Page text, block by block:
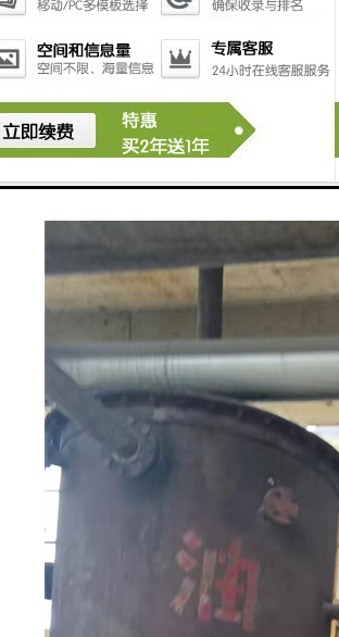
评估与规划：对酒店的结构进行详细评估，制定
获取许可：根据当地法律法规，申请必要的拆除
环境影响评估：评估拆除对周围环境的影响，制定